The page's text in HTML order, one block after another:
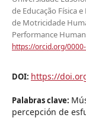
de Educação Física
de Motricidade
Performance
https://orcid.org/
DOI: https://
Palabras clave:
percepción de